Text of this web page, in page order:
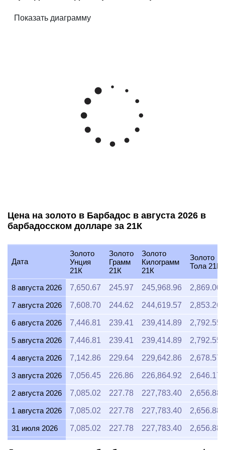
Цена на золото в Барбадос в августа 2026 в
барбадосском долларе за 21К
Дата
Золото
Унция
21К
Золото
Грамм
21К
Золото
Килограмм
21К
Золото
Тола 21К
8 августа 2026 7,650.67 245.97 245,968.96 2,869.00
7 августа 2026 7,608.70 244.62 244,619.57 2,853.26
6 августа 2026 7,446.81 239.41 239,414.89 2,792.55
5 августа 2026 7,446.81 239.41 239,414.89 2,792.55
4 августа 2026 7,142.86 229.64 229,642.86 2,678.57
3 августа 2026 7,056.45 226.86 226,864.92 2,646.17
2 августа 2026 7,085.02 227.78 227,783.40 2,656.88
1 августа 2026 7,085.02 227.78 227,783.40 2,656.88
31 июля 2026 7,085.02 227.78 227,783.40 2,656.88